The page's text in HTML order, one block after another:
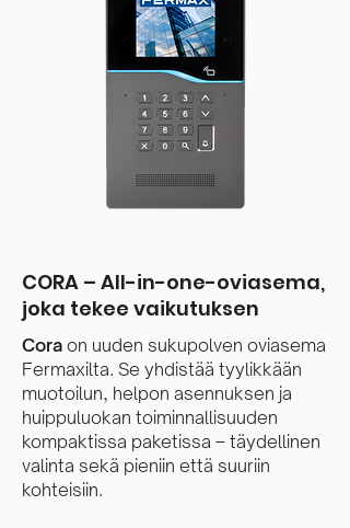
CORA – All-in-one-oviasema,
joka tekee vaikutuksen
Cora on uuden sukupolven oviasema
Fermaxilta. Se yhdistää tyylikkään
muotoilun, helpon asennuksen ja
huippuluokan toiminnallisuuden
kompaktissa paketissa – täydellinen
valinta sekä pieniin että suuriin
kohteisiin.